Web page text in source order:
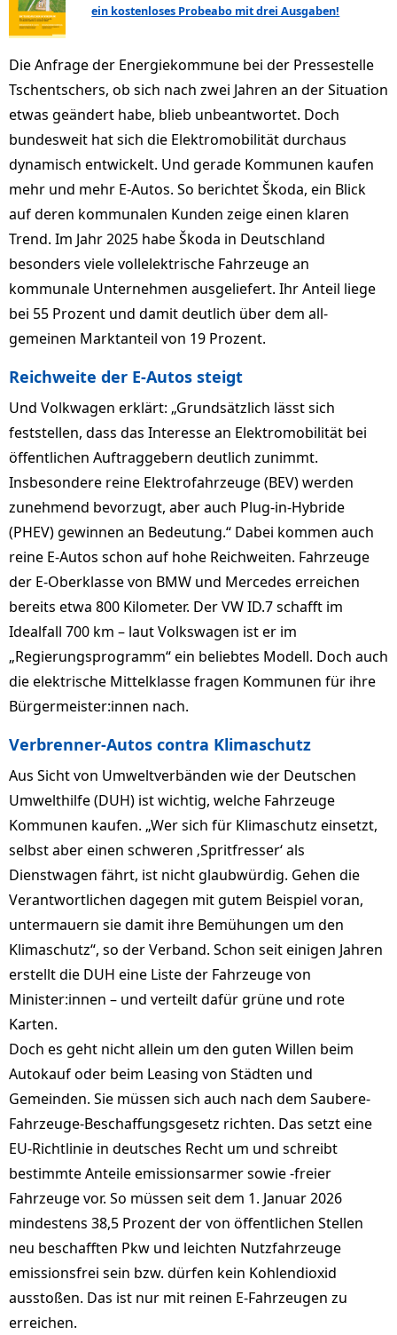
ein kostenloses Probeabo mit drei Ausgaben!
Die Anfrage der Energiekommune bei der Pressestelle
Tschentschers, ob sich nach zwei Jahren an der Situation
etwas geändert habe, blieb unbeantwortet. Doch
bundesweit hat sich die Elektromobilität durchaus
dynamisch ent­wi­ckelt. Und gerade Kommunen kaufen
mehr und mehr E-Autos. So berichtet Škoda, ein Blick
auf deren kommunalen Kunden zeige einen klaren
Trend. Im Jahr 2025 habe Škoda in Deutschland
besonders viele vollelektrische Fahr­zeuge an
kommunale Unternehmen ausgeliefert. Ihr Anteil liege
bei 55 Pro­zent und damit deutlich über dem all­
gemeinen Marktanteil von 19 Pro­zent.
Reichweite der E-Autos steigt
Und Volkwagen erklärt: „Grundsätzlich lässt sich
feststellen, dass das Interesse an Elektromobilität bei
öffent­li­chen Auftraggebern deutlich zu­nimmt.
Insbesondere reine Elek­tro­­­­fahrzeuge (BEV) werden
zunehmend bevorzugt, aber auch Plug-in-Hybride
(PHEV) gewinnen an Bedeutung.“ Dabei kommen auch
reine E-Autos schon auf hohe Reichweiten. Fahrzeuge
der E-Ober­klasse von BMW und Mercedes errei­chen
bereits etwa 800 Kilometer. Der VW ID.7 schafft im
Idealfall 700 km – laut Volkswagen ist er im
„Regierungsprogramm“ ein beliebtes Modell. Doch auch
die elektri­sche Mittel­klasse fragen Kommunen für ihre
Bürgermeister:innen nach.
Verbrenner-Autos contra Klimaschutz
Aus Sicht von Umweltverbänden wie der Deutschen
Umwelthilfe (DUH) ist wichtig, welche Fahrzeuge
Kommunen kaufen. „Wer sich für Klimaschutz ein­setzt,
selbst aber einen schweren ‚Spritfresser‘ als
Dienstwagen fährt, ist nicht glaubwürdig. Gehen die
Verantwortlichen dagegen mit gutem Beispiel vo­ran,
untermauern sie damit ihre Bemühungen um den
Klima­schutz“, so der Verband. Schon seit einigen Jahren
erstellt die DUH eine Liste der Fahr­zeuge von
Minister:innen – und verteilt dafür grüne und rote
Karten.
Doch es geht nicht allein um den guten Willen beim
Autokauf oder beim Leasing von Städten und
Gemeinden. Sie müssen sich auch nach dem Saubere-
Fahrzeuge-Beschaffungsgesetz richten. Das setzt eine
EU-Richtlinie in deutsches Recht um und schreibt
bestimmte Anteile emissionsarmer sowie -freier
Fahrzeuge vor. So müssen seit dem 1. Januar 2026
mindestens 38,5 Prozent der von öffentlichen Stellen
neu beschafften Pkw und leichten Nutzfahrzeuge
emissionsfrei sein bzw. dürfen kein Kohlendioxid
ausstoßen. Das ist nur mit reinen E-Fahrzeugen zu
erreichen.